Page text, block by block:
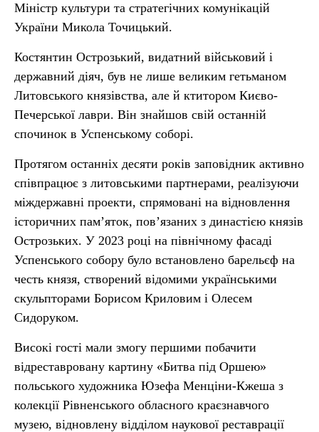
Міністр культури та стратегічних комунікацій
України Микола Точицький.
Костянтин Острозький, видатний військовий і
державний діяч, був не лише великим гетьманом
Литовського князівства, але й ктитором Києво-
Печерської лаври. Він знайшов свій останній
спочинок в Успенському соборі.
Протягом останніх десяти років заповідник активно
співпрацює з литовськими партнерами, реалізуючи
міждержавні проекти, спрямовані на відновлення
історичних пам’яток, пов’язаних з династією князів
Острозьких. У 2023 році на північному фасаді
Успенського собору було встановлено барельєф на
честь князя, створений відомими українськими
скульпторами Борисом Криловим і Олесем
Сидоруком.
Високі гості мали змогу першими побачити
відреставровану картину «Битва під Оршею»
польського художника Юзефа Менціни-Кжеша з
колекції Рівненського обласного краєзнавчого
музею, відновлену відділом наукової реставрації